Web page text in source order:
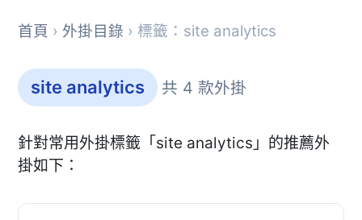
首頁 › 外掛目錄 › 標籤：site analytics
site analytics 共 4 款外掛
針對常用外掛標籤「site analytics」的推薦外
掛如下：